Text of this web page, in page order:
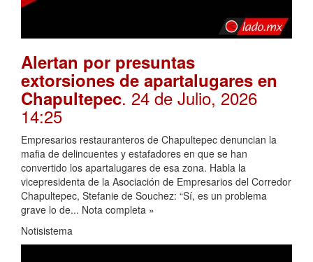
Alertan por presuntas
extorsiones de apartalugares en
Chapultepec. 24 de Julio, 2026
14:25
Empresarios restauranteros de Chapultepec denuncian la
mafia de delincuentes y estafadores en que se han
convertido los apartalugares de esa zona. Habla la
vicepresidenta de la Asociación de Empresarios del Corredor
Chapultepec, Stefanie de Souchez: “Sí, es un problema
grave lo de... Nota completa »
Notisistema